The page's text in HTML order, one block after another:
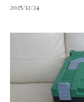
2025/12/24